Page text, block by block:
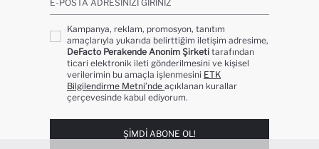
E-POSTA ADRESINIZI GIRINIZ
Kampanya, reklam, promosyon, tanıtım
amaçlarıyla yukarıda belirttiğim iletişim adresime,
DeFacto Perakende Anonim Şirketi tarafından
ticari elektronik ileti gönderilmesini ve kişisel
verilerimin bu amaçla işlenmesini ETK
Bilgilendirme Metni’nde açıklanan kurallar
çerçevesinde kabul ediyorum.
ŞIMDI ABONE OL!